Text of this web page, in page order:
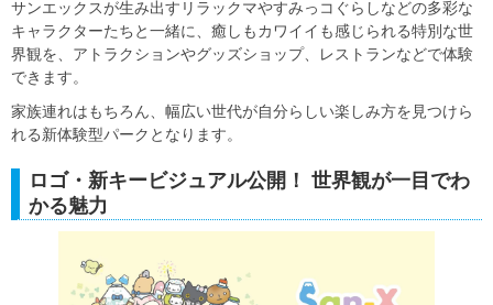
サンエックスが生み出すリラックマやすみっコぐらしなどの多彩な
キャラクターたちと一緒に、癒しもカワイイも感じられる特別な世
界観を、アトラクションやグッズショップ、レストランなどで体験
できます。
家族連れはもちろん、幅広い世代が自分らしい楽しみ方を見つけら
れる新体験型パークとなります。
ロゴ・新キービジュアル公開！ 世界観が一目でわ
かる魅力